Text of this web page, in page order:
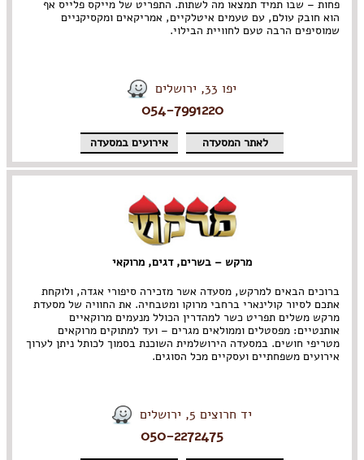
פחות – שבו תמיד תמצאו מה לשתות. התפריט של מייקס פלייס אף
הוא חובק עולם, עם טעמים איטלקיים, אמריקאים ומקסיקניים
שמוסיפים הרבה טעם לחוויית הבילוי.
יפו 33, ירושלים
054-7991220
לאתר המסעדה אירועים במסעדה
מרקש – בשרים, דגים, מרוקאי
ברוכים הבאים למרקש, מסעדה אשר מזכירה סיפורי אגדה, ולוקחת
אתכם לסיור קולינארי ברחבי מרוקו ומטבחיה. את החוויה של מסעדת
מרקש משלים תפריט כשר למהדרין הכולל מנעמים מרוקאיים
אותנטיים: מפסטלים וממולאים מגרים – ועד למתוקים מרוקאים
מטריפי חושים. במסעדה הירושלמית השוכנת בסמוך לכותל ניתן לערוך
אירועים משפחתיים ועסקיים מכל הסוגים.
יד חרוצים 5, ירושלים
050-2272475